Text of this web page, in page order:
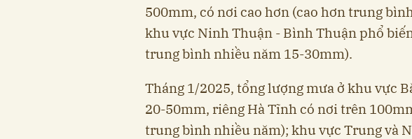
500mm, có nơi cao hơn (cao hơn trung
khu vực Ninh Thuận - Bình Thuận phổ
trung bình nhiều năm 15-30mm).
Tháng 1/2025, tổng lượng mưa ở khu vực
20-50mm, riêng Hà Tĩnh có nơi trên
trung bình nhiều năm); khu vực Trung và